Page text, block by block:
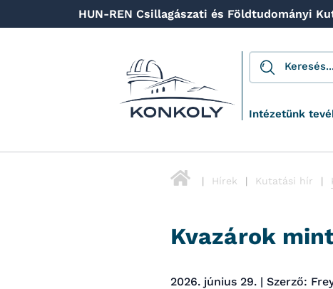
HUN-REN Csillagászati és Földtudományi
Intézetünk
Hírek Kutatási hír
Kvazárok
2026. június 29. | Szerző: